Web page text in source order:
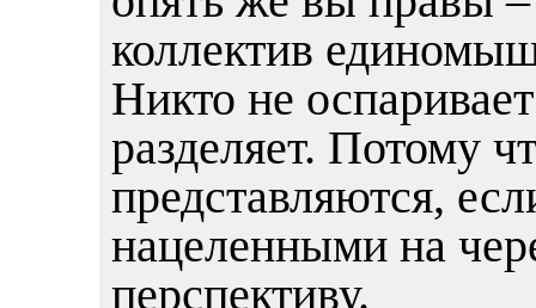
коллектив
Никто не
разделяет. Потому
представляются,
нацеленными на
перспективу.